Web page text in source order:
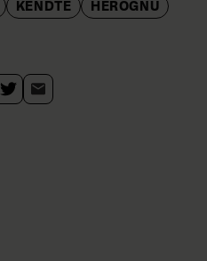
KENDTE HEROGNU